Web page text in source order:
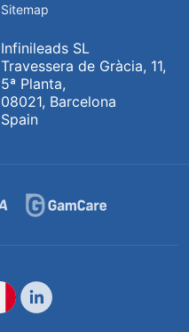
Sitemap
Infinileads SL
Travessera de Gràcia, 11,
5ª Planta,
08021, Barcelona
Spain